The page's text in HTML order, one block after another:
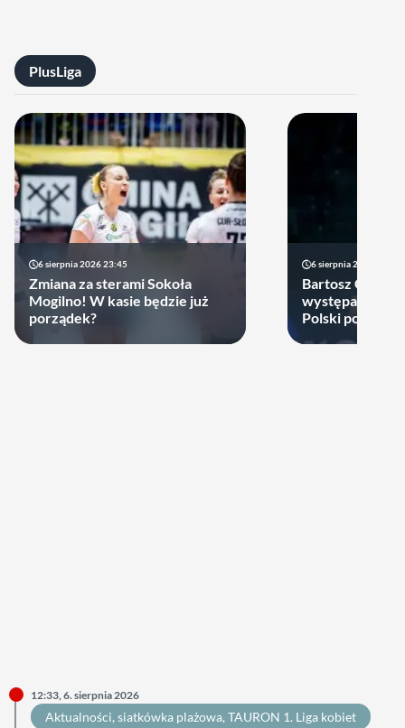
PlusLiga
6 sierpnia 2026 23:45
Zmiana za sterami Sokoła
Mogilno! W kasie będzie już
porządek?
6 sierpnia 2026 17:40
Bartosz
występach w
Polski podjął
12:33, 6. sierpnia 2026
Aktualności, siatkówka plażowa, TAURON 1. Liga kobiet